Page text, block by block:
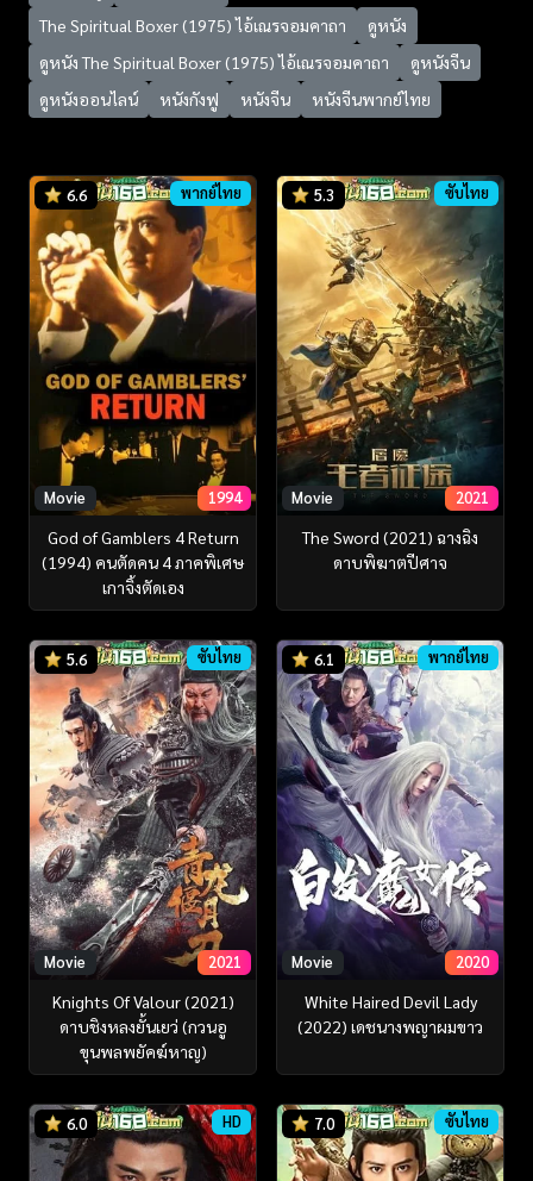
The Spiritual Boxer (1975) ไอ้เณรจอมคาถา
ดูหนัง
ดูหนัง The Spiritual Boxer (1975) ไอ้เณรจอมคาถา
ดูหนังจีน
ดูหนังออนไลน์
หนังกังฟู หนังจีน หนังจีนพากย์ไทย
6.6 พากย์ไทย
Movie 1994
God of Gamblers 4 Return
(1994) คนตัดคน 4 ภาคพิเศษ
เกาจิ้งตัดเอง
5.3 ซับไทย
Movie 2021
The Sword (2021) ฉางฉิง
ดาบพิฆาตปีศาจ
5.6 ซับไทย
Movie 2021
Knights Of Valour (2021)
ดาบชิงหลงยั้นเยว่ (กวนอู
ขุนพลพยัคฆ์หาญ)
6.1 พากย์ไทย
Movie 2020
White Haired Devil Lady
(2022) เดชนางพญาผมขาว
6.0 HD 7.0 ซับไทย